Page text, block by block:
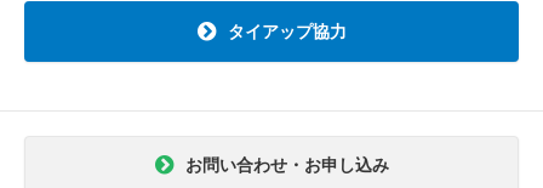
タイアップ協力
お問い合わせ・お申し込み